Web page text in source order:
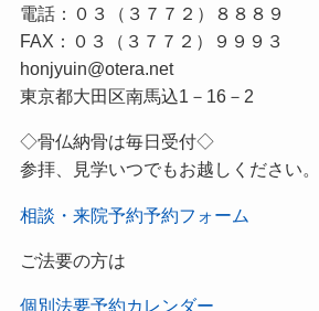
電話：０３（３７７２）８８８９
FAX：０３（３７７２）９９９３
honjyuin@otera.net
東京都大田区南馬込1－16－2
◇骨仏納骨は毎日受付◇
参拝、見学いつでもお越しください。
相談・来院予約予約フォーム
ご法要の方は
個別法要予約カレンダー